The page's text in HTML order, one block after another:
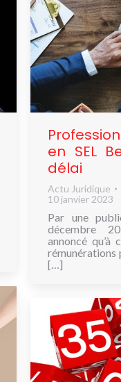
en SEL
délai
Actu Juridique
10 janvier 2023
Par une
décembre
annoncé
rémunérations
[…]